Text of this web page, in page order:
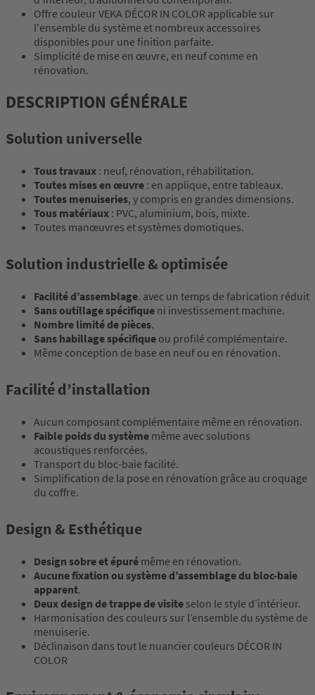
Offre couleur VEKA DÉCOR IN COLOR applicable sur
l'ensemble du système et nombreux accessoires
disponibles pour une finition parfaite.
Simplicité de mise en œuvre, en neuf comme en
rénovation.
DESCRIPTION GÉNÉRALE
Solution universelle
Tous travaux : neuf, rénovation, réhabilitation.
Toutes mises en œuvre : en applique, entre tableaux.
Toutes menuiseries, y compris en grandes dimensions.
Tous matériaux : PVC, aluminium, bois, mixte.
Toutes manœuvres et systèmes domotiques.
Solution industrielle & optimisée
Facilité d’assemblage. avec un temps de fabrication réduit
Sans outillage spécifique ni investissement machine.
Nombre limité de pièces.
Sans habillage spécifique ou profilé complémentaire.
Même conception de base en neuf ou en rénovation.
Facilité d’installation
Aucun composant complémentaire même en rénovation.
Faible poids du système même avec solutions
acoustiques renforcées.
Transport du bloc-baie facilité.
Simplification de la pose en rénovation grâce au croquage
du coffre.
Design & Esthétique
Design sobre et épuré même en rénovation.
Aucune fixation ou système d’assemblage du bloc-baie
apparent.
Deux design de trappe de visite selon le style d’intérieur.
Harmonisation des couleurs sur l’ensemble du système de
menuiserie.
Déclinaison dans tout le nuancier couleurs DÉCOR IN
COLOR